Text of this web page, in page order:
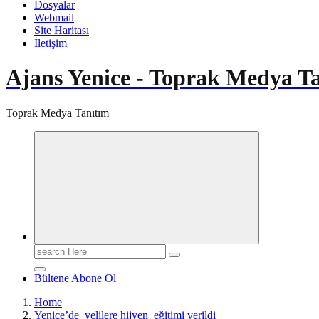
Dosyalar
Webmail
Site Haritası
İletişim
Ajans Yenice - Toprak Medya
Toprak Medya Tanıtım
Search
for:
Bültene Abone Ol
Home
Yenice’de velilere hijyen eğitimi verildi